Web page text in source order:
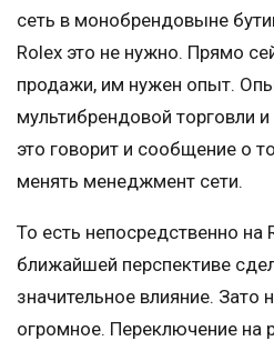
сеть в монобрендовыне
Rolex это не нужно. Прямо
продажи, им нужен опыт.
мультибрендовой торговли
это говорит и сообщение о
менять менеджмент сети.
То есть непосредственно на
ближайшей перспективе
значительное влияние. Зато
огромное. Переключение на